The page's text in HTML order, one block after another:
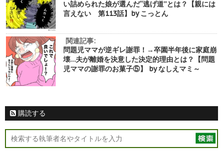
い詰められた娘が選んだ“逃げ道”とは？【親には
言えない 第113話】by こっとん
関連記事:
問題児ママが逆ギレ謝罪！→卒園半年後に家庭崩
壊…夫が離婚を決意した決定的理由とは？【問題
児ママの謝罪のお菓子⑤】 by なしえマミ～
購読する